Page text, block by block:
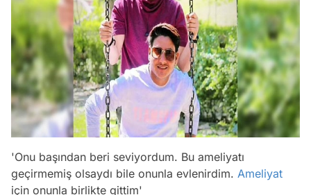
'Onu başından beri seviyordum. Bu ameliyatı
geçirmemiş olsaydı bile onunla evlenirdim. Ameliyat
için onunla birlikte gittim'